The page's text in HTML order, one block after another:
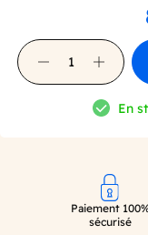
En
Paiement
sécurisé